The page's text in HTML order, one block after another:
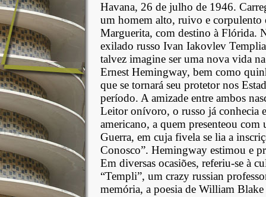
Havana, 26 de julho de 1946.
um homem alto, ruivo e corpulento
Marguerita, com destino à Flórida.
exilado russo Ivan Iakovlev
talvez imagine ser uma nova vida
Ernest Hemingway, bem como
que se tornará seu protetor nos
período. A amizade entre ambos
Leitor onívoro, o russo já conhecia
americano, a quem presenteou
Guerra, em cuja fivela se lia a
Conosco”. Hemingway estimou e
Em diversas ocasiões, referiu-se à
“Templi”, um crazy russian
memória, a poesia de William